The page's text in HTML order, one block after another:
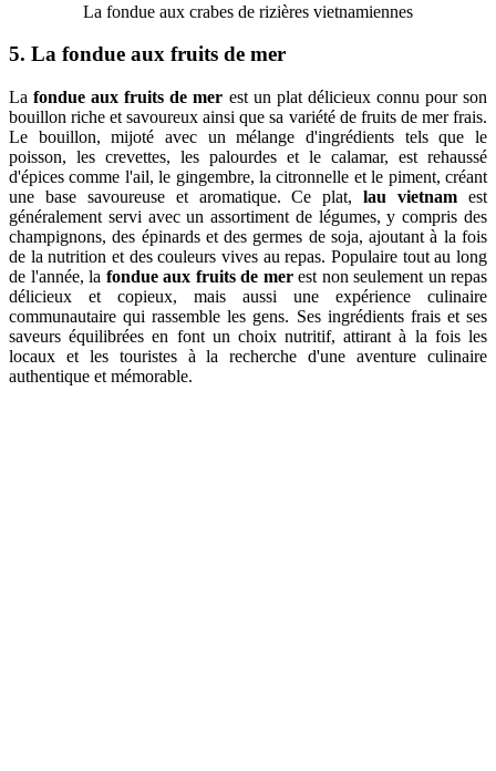
La fondue aux crabes de rizières vietnamiennes
5. La fondue aux fruits de mer
Lafondue aux fruits de mer est un plat délicieux connu pour son
bouillon riche et savoureux ainsi que sa variété de fruits de mer frais.
Le bouillon, mijoté avec un mélange d'ingrédients tels que le
poisson, les crevettes, les palourdes et le calamar, est rehaussé
d'épices comme l'ail, le gingembre, la citronnelle et le piment, créant
une base savoureuse et aromatique. Ce plat,lau vietnam est
généralement servi avec un assortiment de légumes, y compris des
champignons, des épinards et des germes de soja, ajoutant à la fois
de la nutrition et des couleurs vives au repas. Populaire tout au long
de l'année, la fondue aux fruits de merest non seulement un repas
délicieux et copieux, mais aussi une expérience culinaire
communautaire qui rassemble les gens. Ses ingrédients frais et ses
saveurs équilibrées en font un choix nutritif, attirant à la fois les
locaux et les touristes à la recherche d'une aventure culinaire
authentique et mémorable.